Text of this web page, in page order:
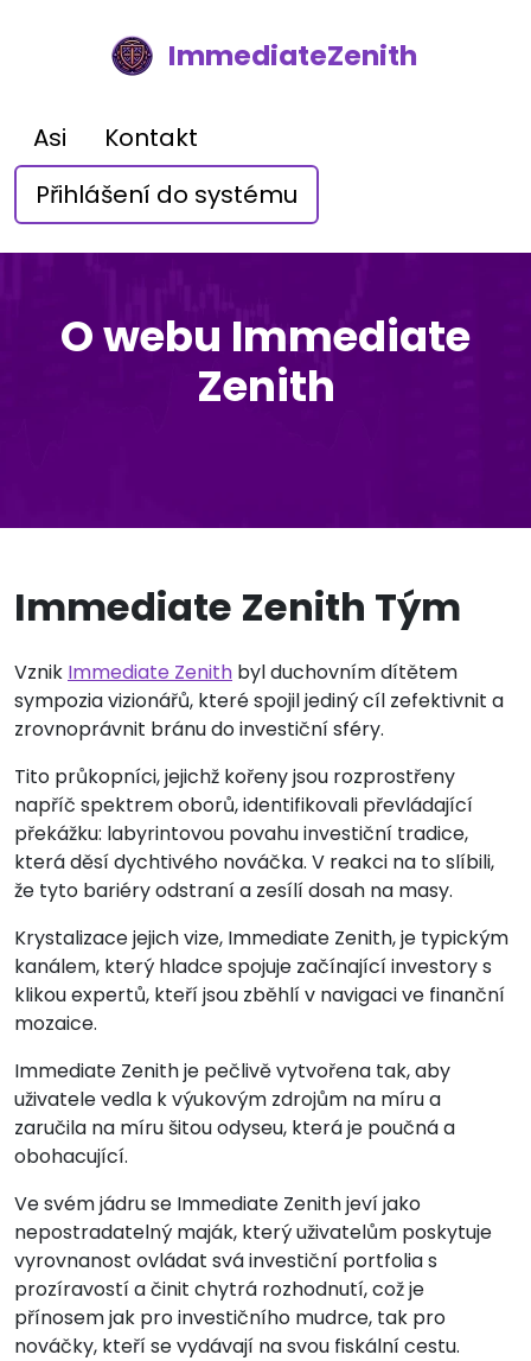
ImmediateZenith
Asi
Kontakt
Přihlášení do systému
O webu Immediate
Zenith
Immediate Zenith Tým
Vznik Immediate Zenith byl duchovním dítětem
sympozia vizionářů, které spojil jediný cíl zefektivnit a
zrovnoprávnit bránu do investiční sféry.
Tito průkopníci, jejichž kořeny jsou rozprostřeny
napříč spektrem oborů, identifikovali převládající
překážku: labyrintovou povahu investiční tradice,
která děsí dychtivého nováčka. V reakci na to slíbili,
že tyto bariéry odstraní a zesílí dosah na masy.
Krystalizace jejich vize, Immediate Zenith, je typickým
kanálem, který hladce spojuje začínající investory s
klikou expertů, kteří jsou zběhlí v navigaci ve finanční
mozaice.
Immediate Zenith je pečlivě vytvořena tak, aby
uživatele vedla k výukovým zdrojům na míru a
zaručila na míru šitou odyseu, která je poučná a
obohacující.
Ve svém jádru se Immediate Zenith jeví jako
nepostradatelný maják, který uživatelům poskytuje
vyrovnanost ovládat svá investiční portfolia s
prozíravostí a činit chytrá rozhodnutí, což je
přínosem jak pro investičního mudrce, tak pro
nováčky, kteří se vydávají na svou fiskální cestu.